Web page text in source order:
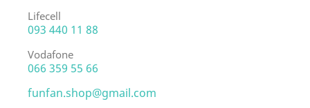
Lifecell
093 440 11 88
Vodafone
066 359 55 66
funfan.shop@gmail.com